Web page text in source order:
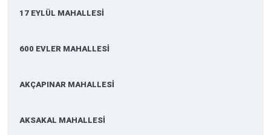
17 EYLÜL MAHALLESİ
600 EVLER MAHALLESİ
AKÇAPINAR MAHALLESİ
AKSAKAL MAHALLESİ